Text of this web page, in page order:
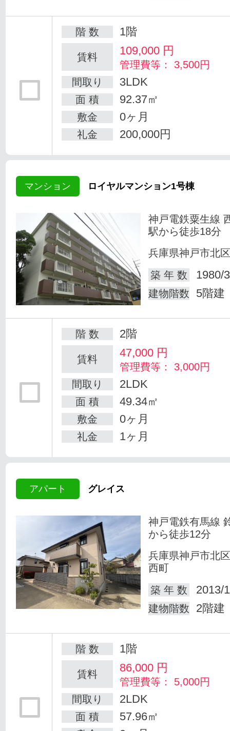
階 数 1階
賃料 109,000 円
管理費等： 3,500円
間取り
3LDK
面 積 92.37㎡
敷金 0ヶ月
礼金 200,000円
マンション ロイヤルマンション1号棟
神戸電鉄粟生線
駅から徒歩18分
兵庫県神戸市北
築 年 数
1980/
建物階数 5階建
階 数 2階
賃料 47,000 円
管理費等： 3,000円
間取り
2LDK
面 積 49.34㎡
敷金 0ヶ月
礼金 1ヶ月
アパート グレイス
神戸電鉄有馬線
から徒歩12分
兵庫県神戸市北
西町
築 年 数
2013/
建物階数 2階建
階 数 1階
賃料 86,000 円
管理費等： 5,000円
間取り
2LDK
面 積 57.96㎡